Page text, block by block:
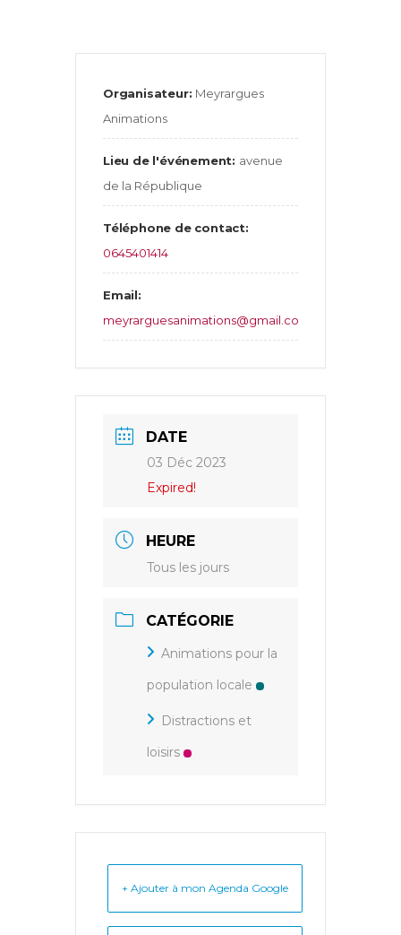
Organisateur: Meyrargues
Animations
Lieu de l'événement: avenue
de la République
Téléphone de contact:
0645401414
Email:
meyrarguesanimations@gmail.com
DATE
03 Déc 2023
Expired!
HEURE
Tous les jours
CATÉGORIE
Animations pour la
population locale
Distractions et
loisirs
+ Ajouter à mon Agenda Google